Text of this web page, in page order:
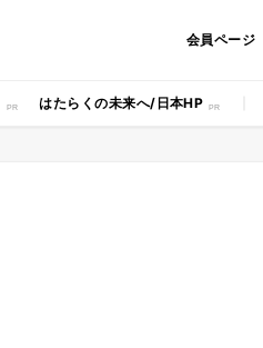
会員ページ
はたらくの未来へ/日本HP